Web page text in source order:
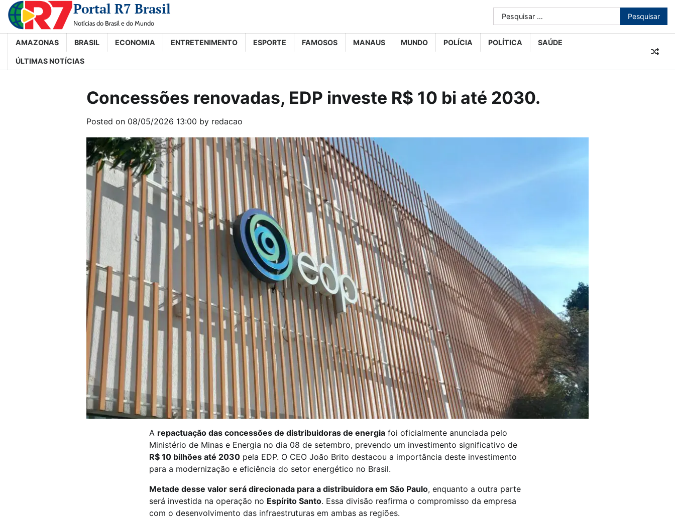
Skip
content
Portal R7 Brasil
Notícias do Brasil e do Mundo
Pesquisar
por:
AMAZONAS BRASIL ECONOMIA ENTRETENIMENTO ESPORTE FAMOSOS MANAUS MUNDO POLÍCIA POLÍTICA SAÚDE
ÚLTIMAS NOTÍCIAS
Concessões renovadas, EDP investe R$ 10 bi até 2030.
Posted on 08/05/2026 13:00 by redacao
A repactuação das concessões de distribuidoras de energia foi oficialmente anunciada pelo
Ministério de Minas e Energia no dia 08 de setembro, prevendo um investimento significativo de
R$ 10 bilhões até 2030 pela EDP. O CEO João Brito destacou a importância deste investimento
para a modernização e eficiência do setor energético no Brasil.
Metade desse valor será direcionada para a distribuidora em São Paulo, enquanto a outra parte
será investida na operação no Espírito Santo. Essa divisão reafirma o compromisso da empresa
com o desenvolvimento das infraestruturas em ambas as regiões.